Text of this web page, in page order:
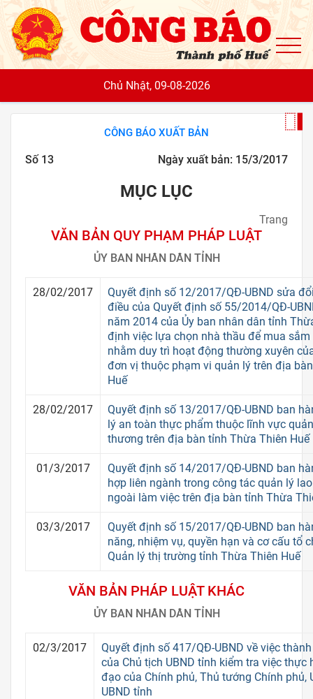
Chủ Nhật, 09-08-2026
CÔNG BÁO XUẤT BẢN
Số 13 Ngày xuất bản: 15/3/2017
MỤC LỤC
Trang
VĂN BẢN QUY PHẠM PHÁP LUẬT
ỦY BAN NHÂN DÂN TỈNH
28/02/2017
Quyết định số 12/2017/QĐ-UBND sửa
điều của Quyết định số 55/2014/QĐ-
năm 2014 của Ủy ban nhân dân tỉnh
định việc lựa chọn nhà thầu để mua
nhằm duy trì hoạt động thường xuyên
đơn vị thuộc phạm vi quản lý trên địa
Huế
28/02/2017
Quyết định số 13/2017/QĐ-UBND ban
lý an toàn thực phẩm thuộc lĩnh vực
thương trên địa bàn tỉnh Thừa Thiên Huế
01/3/2017
Quyết định số 14/2017/QĐ-UBND ban
hợp liên ngành trong công tác quản lý
ngoài làm việc trên địa bàn tỉnh Thừa
03/3/2017
Quyết định số 15/2017/QĐ-UBND ban
năng, nhiệm vụ, quyền hạn và cơ cấu tổ
Quản lý thị trường tỉnh Thừa Thiên Huế
VĂN BẢN PHÁP LUẬT KHÁC
ỦY BAN NHÂN DÂN TỈNH
02/3/2017
Quyết định số 417/QĐ-UBND về việc
của Chủ tịch UBND tỉnh kiểm tra việc thực
đạo của Chính phủ, Thủ tướng Chính phủ,
UBND tỉnh